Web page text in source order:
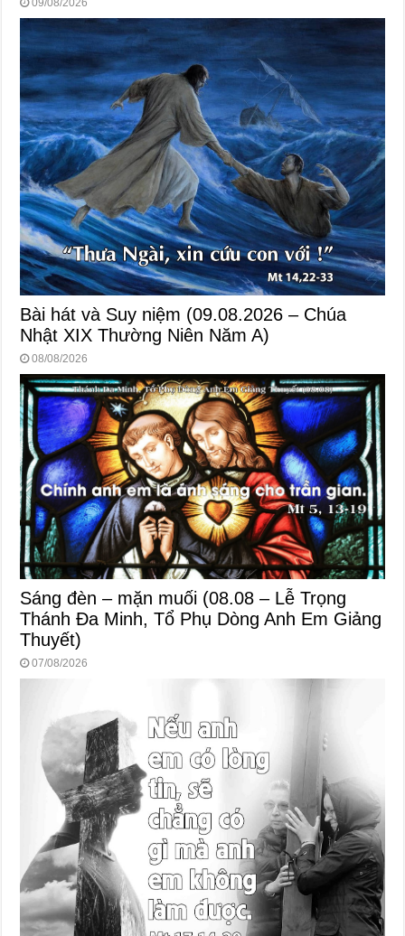
09/08/2026
Bài hát và Suy niệm (09.08.2026 – Chúa
Nhật XIX Thường Niên Năm A)
08/08/2026
Sáng đèn – mặn muối (08.08 – Lễ Trọng
Thánh Đa Minh, Tổ Phụ Dòng Anh Em Giảng
Thuyết)
07/08/2026